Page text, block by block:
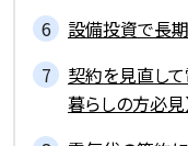
設備投資で長
契約を見直し
暮らしの方必見